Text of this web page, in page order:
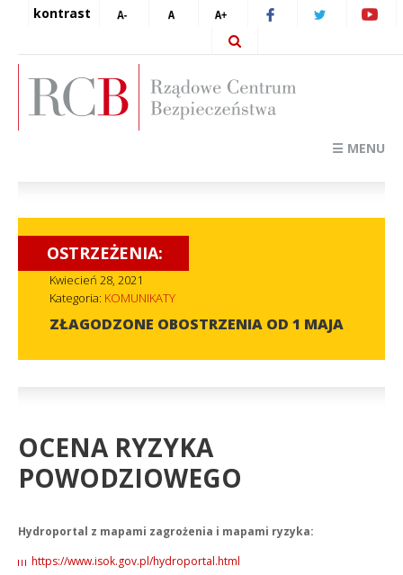
kontrast
☰ MENU
OSTRZEŻENIA:
Kwiecień 28, 2021
Kategoria: KOMUNIKATY
ZŁAGODZONE OBOSTRZENIA OD 1 MAJA
OCENA RYZYKA
POWODZIOWEGO
Hydroportal z mapami zagrożenia i mapami ryzyka:
https://www.isok.gov.pl/hydroportal.html